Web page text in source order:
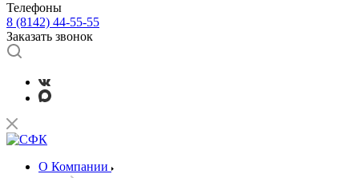
Телефоны
8 (8142) 44-55-55
Заказать звонок
О Компании